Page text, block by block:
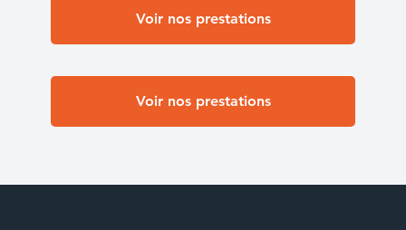
Voir nos prestations
Voir nos prestations